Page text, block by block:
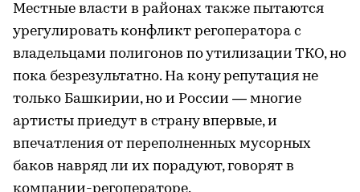
Местные власти в районах также пытаются
урегулировать конфликт регоператора с
владельцами полигонов по утилизации ТКО, но
пока безрезультатно. На кону репутация не
только Башкирии, но и России — многие
артисты приедут в страну впервые, и
впечатления от переполненных мусорных
баков навряд ли их порадуют, говорят в